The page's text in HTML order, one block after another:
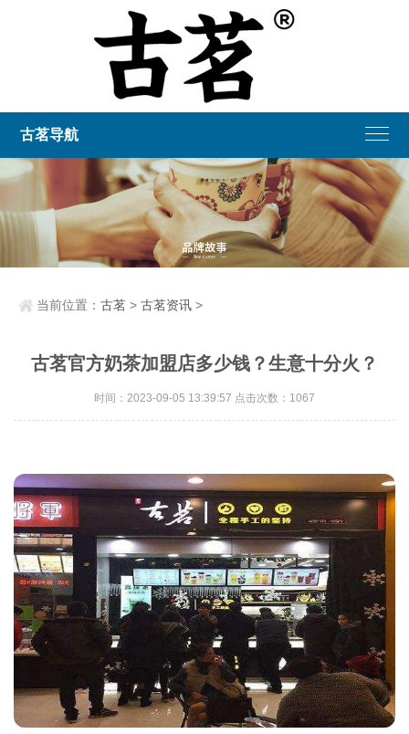
古茗导航
当前位置：古茗 >古茗资讯 >
古茗官方奶茶加盟店多少钱？生意十分火？
时间：2023-09-05 13:39:57 点击次数：1067